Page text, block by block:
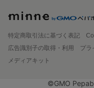
特定商取引法に基づく表記
広告識別子の取得・利用
プラ
メディアキット
©GMO